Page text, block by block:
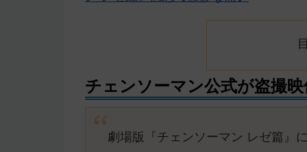
チェンソーマン公式が盗撮
劇場版『チェンソーマン レゼ篇』